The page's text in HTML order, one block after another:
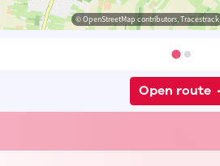
© OpenStreetMap contributors, Tracestrack
Open route